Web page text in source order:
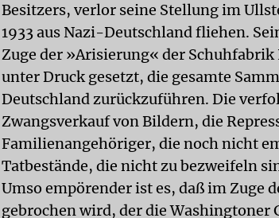
Besitzers, verlor seine Stellung im
1933 aus Nazi-Deutschland fliehen.
Zuge der »Arisierung« der Schuhfabrik
unter Druck gesetzt, die gesamte
Deutschland zurückzuführen. Die
Zwangsverkauf von Bildern, die
Familienangehöriger, die noch nicht
Tatbestände, die nicht zu bezweifeln
Umso empörender ist es, daß im Zuge
gebrochen wird, der die Washingtoner